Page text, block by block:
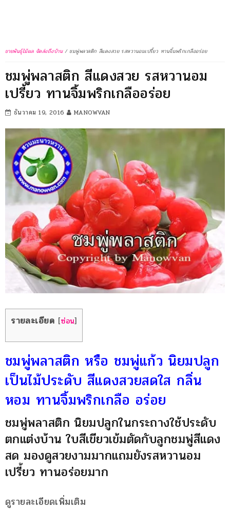
ขายพันธุ์ไม้ผล จัดส่งถึงบ้าน/ ชมพู่พลาสติก สีแดงสวย รสหวานอมเปรี้ยว ทานจิ้มพริกเกลืออร่อย
ชมพู่พลาสติก สีแดงสวย รสหวานอม
เปรี้ยว ทานจิ้มพริกเกลืออร่อย
ธันวาคม 19, 2016 MANOWVAN
รายละเอียด [ซ่อน]
ชมพู่พลาสติก หรือ ชมพู่แก้ว นิยมปลูก
เป็นไม้ประดับ สีแดงสวยสดใส กลิ่น
หอม ทานจิ้มพริกเกลือ อร่อย
ชมพู่พลาสติก นิยมปลูกในกระถางใช้ประดับ
ตกแต่งบ้าน ใบสีเขียวเข้มตัดกับลูกชมพู่สีแดง
สด มองดูสวยงามมากแถมยังรสหวานอม
เปรี้ยว ทานอร่อยมาก
ดูรายละเอียดเพิ่มเติม